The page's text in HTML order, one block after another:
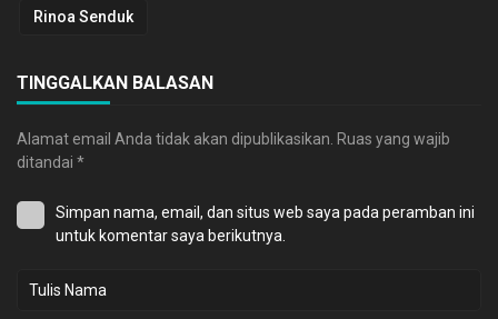
Rinoa Senduk
TINGGALKAN BALASAN
Alamat email Anda tidak akan dipublikasikan. Ruas yang wajib
ditandai *
Simpan nama, email, dan situs web saya pada peramban ini
untuk komentar saya berikutnya.